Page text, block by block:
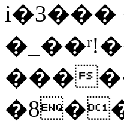
i�3���
���